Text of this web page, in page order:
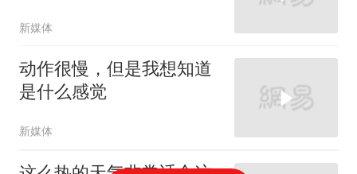
新媒体
动作很慢，但是我想知道
是什么感觉
新媒体